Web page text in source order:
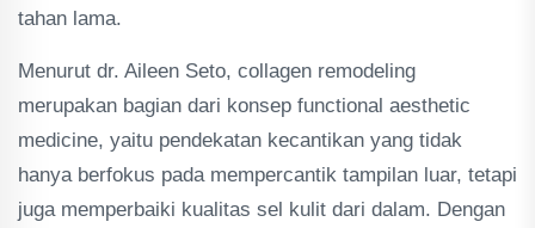
tahan lama.
Menurut dr. Aileen Seto, collagen remodeling
merupakan bagian dari konsep functional aesthetic
medicine, yaitu pendekatan kecantikan yang tidak
hanya berfokus pada mempercantik tampilan luar, tetapi
juga memperbaiki kualitas sel kulit dari dalam. Dengan